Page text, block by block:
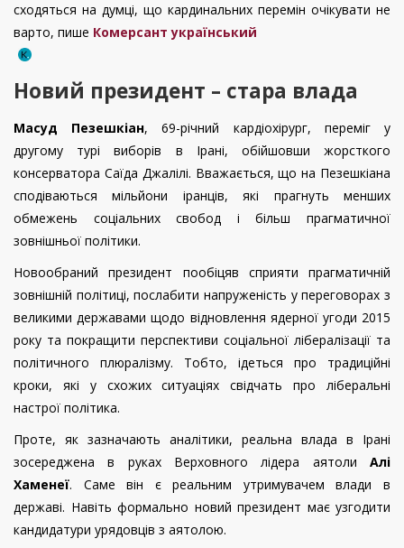
сходяться на думці, що кардинальних перемін очікувати не
варто, пише Комерсант український
Новий президент – стара влада
Масуд Пезешкіан, 69-річний кардіохірург, переміг у
другому турі виборів в Ірані, обійшовши жорсткого
консерватора Саїда Джалілі. Вважається, що на Пезешкіана
сподіваються мільйони іранців, які прагнуть менших
обмежень соціальних свобод і більш прагматичної
зовнішньої політики.
Новообраний президент пообіцяв сприяти прагматичній
зовнішній політиці, послабити напруженість у переговорах з
великими державами щодо відновлення ядерної угоди 2015
року та покращити перспективи соціальної лібералізації та
політичного плюралізму. Тобто, ідеться про традиційні
кроки, які у схожих ситуаціях свідчать про ліберальні
настрої політика.
Проте, як зазначають аналітики, реальна влада в Ірані
зосереджена в руках Верховного лідера аятоли Алі
Хаменеї. Саме він є реальним утримувачем влади в
державі. Навіть формально новий президент має узгодити
кандидатури урядовців з аятолою.